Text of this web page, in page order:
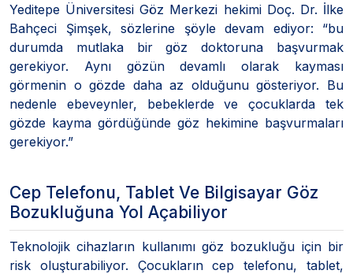
Yeditepe Üniversitesi Göz Merkezi hekimi Doç. Dr. İlke
Bahçeci Şimşek, sözlerine şöyle devam ediyor: “bu
durumda mutlaka bir göz doktoruna başvurmak
gerekiyor. Aynı gözün devamlı olarak kayması
görmenin o gözde daha az olduğunu gösteriyor. Bu
nedenle ebeveynler, bebeklerde ve çocuklarda tek
gözde kayma gördüğünde göz hekimine başvurmaları
gerekiyor.”
Cep Telefonu, Tablet Ve Bilgisayar Göz
Bozukluğuna Yol Açabiliyor
Teknolojik cihazların kullanımı göz bozukluğu için bir
risk oluşturabiliyor. Çocukların cep telefonu, tablet,